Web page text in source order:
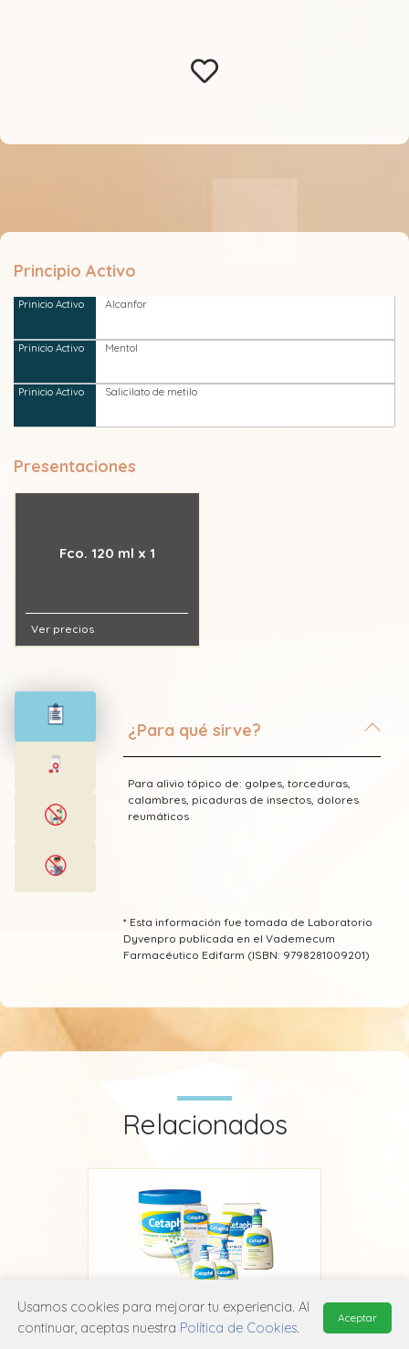
Principio Activo
Alcanfor
Mentol
Salicilato de metilo
Presentaciones
Fco. 120 ml x 1
Ver precios
¿Para qué sirve?
Para alivio tópico de: golpes, torceduras,
calambres, picaduras de insectos, dolores
reumáticos
* Esta información fue tomada de Laboratorio
Dyvenpro publicada en el Vademecum
Farmacéutico Edifarm (ISBN: 9798281009201)
Relacionados
Cetaphil Gel y Loción Limpiadora
Usamos cookies para mejorar tu experiencia. Al
continuar, aceptas nuestra Política de Cookies.
Aceptar